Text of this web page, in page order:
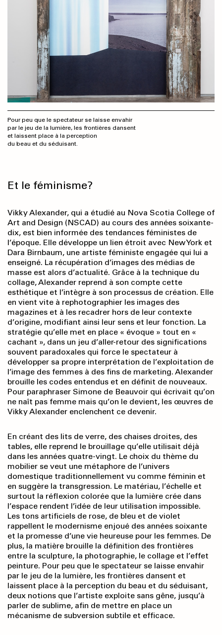
Pour peu que le spectateur se laisse envahir
par le jeu de la lumière, les frontières dansent
et laissent place à la perception
du beau et du séduisant.
Et le féminisme?
Vikky Alexander, qui a étudié au Nova Scotia College of
Art and Design (NSCAD) au cours des années soixante-
dix, est bien informée des tendances féministes de
l’époque. Elle développe un lien étroit avec New York et
Dara Birnbaum, une artiste féministe engagée qui lui a
enseigné. La récupération d’images des médias de
masse est alors d’actualité. Grâce à la technique du
collage, Alexander reprend à son compte cette
esthétique et l’intègre à son processus de création. Elle
en vient vite à rephotographier les images des
magazines et à les recadrer hors de leur contexte
d’origine, modifiant ainsi leur sens et leur fonction. La
stratégie qu’elle met en place « évoque » tout en «
cachant », dans un jeu d’aller-retour des significations
souvent paradoxales qui force le spectateur à
développer sa propre interprétation de l’exploitation de
l’image des femmes à des fins de marketing. Alexander
brouille les codes entendus et en définit de nouveaux.
Pour paraphraser Simone de Beauvoir qui écrivait qu’on
ne naît pas femme mais qu’on le devient, les œuvres de
Vikky Alexander enclenchent ce devenir.
En créant des lits de verre, des chaises droites, des
tables, elle reprend le brouillage qu’elle utilisait déjà
dans les années quatre-vingt. Le choix du thème du
mobilier se veut une métaphore de l’univers
domestique traditionnellement vu comme féminin et
en suggère la transgression. Le matériau, l’échelle et
surtout la réflexion colorée que la lumière crée dans
l’espace rendent l’idée de leur utilisation impossible.
Les tons artificiels de rose, de bleu et de violet
rappellent le modernisme enjoué des années soixante
et la promesse d’une vie heureuse pour les femmes. De
plus, la matière brouille la définition des frontières
entre la sculpture, la photographie, le collage et l’effet
peinture. Pour peu que le spectateur se laisse envahir
par le jeu de la lumière, les frontières dansent et
laissent place à la perception du beau et du séduisant,
deux notions que l’artiste exploite sans gêne, jusqu’à
parler de sublime, afin de mettre en place un
mécanisme de subversion subtile et efficace.